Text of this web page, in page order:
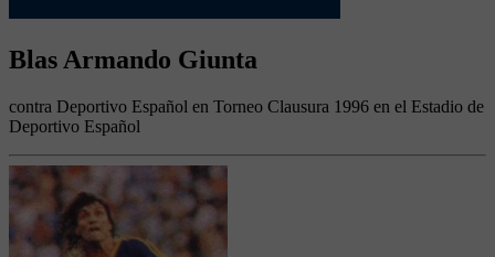
Blas Armando Giunta
contra Deportivo Español en Torneo Clausura 1996 en el Estadio de
Deportivo Español